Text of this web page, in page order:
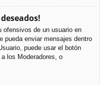
ofensivos de un usuario en
pueda enviar mensajes dentro
puede usar el botón
los Moderadores, o